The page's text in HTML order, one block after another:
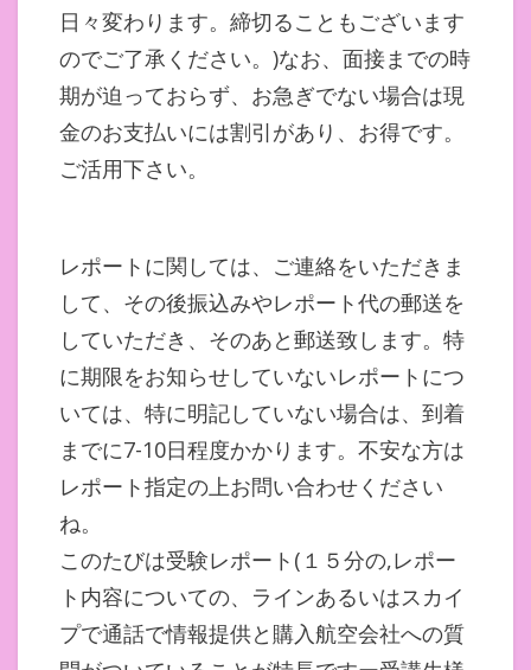
日々変わります。締切ることもございます
のでご了承ください。)なお、面接までの時
期が迫っておらず、お急ぎでない場合は現
金のお支払いには割引があり、お得です。
ご活用下さい。
レポートに関しては、ご連絡をいただきま
して、その後振込みやレポート代の郵送を
していただき、そのあと郵送致します。特
に期限をお知らせしていないレポートにつ
いては、特に明記していない場合は、到着
までに7-10日程度かかります。不安な方は
レポート指定の上お問い合わせください
ね。
このたびは受験レポート(１５分の,レポー
ト内容についての、ラインあるいはスカイ
プで通話で情報提供と購入航空会社への質